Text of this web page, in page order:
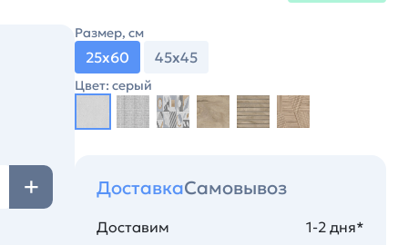
Размер, см
25х60 45х45
Цвет: серый
ДоставкаСамовывоз
Доставим
1-2 дня*